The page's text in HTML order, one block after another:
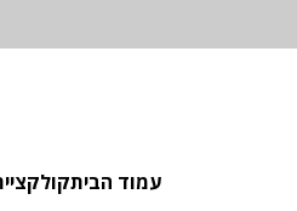
עמוד הביתקולקציית